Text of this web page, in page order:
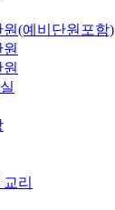
원(예비단원포함)
리